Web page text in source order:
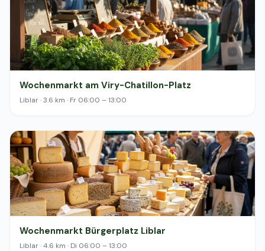
Wochenmarkt am Viry-Chatillon-Platz
Liblar · 3.6 km · Fr 06:00 – 13:00
Wochenmarkt Bürgerplatz Liblar
Liblar · 4.6 km · Di 06:00 – 13:00